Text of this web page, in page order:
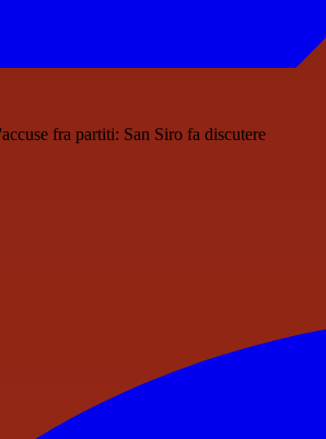
fra partiti: San Siro fa discutere